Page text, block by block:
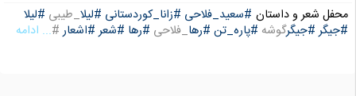
محفل شعر و داستان #سعید_فلاحی #زانا_کوردستانی #لیلا_طیبی #لیلا
#جیگر #جیگرگوشه #پاره_تن #رها_فلاحی #رها #شعر #اشعار#... ادامه